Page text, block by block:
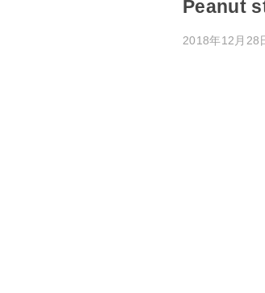
Peanut
2018年12月28